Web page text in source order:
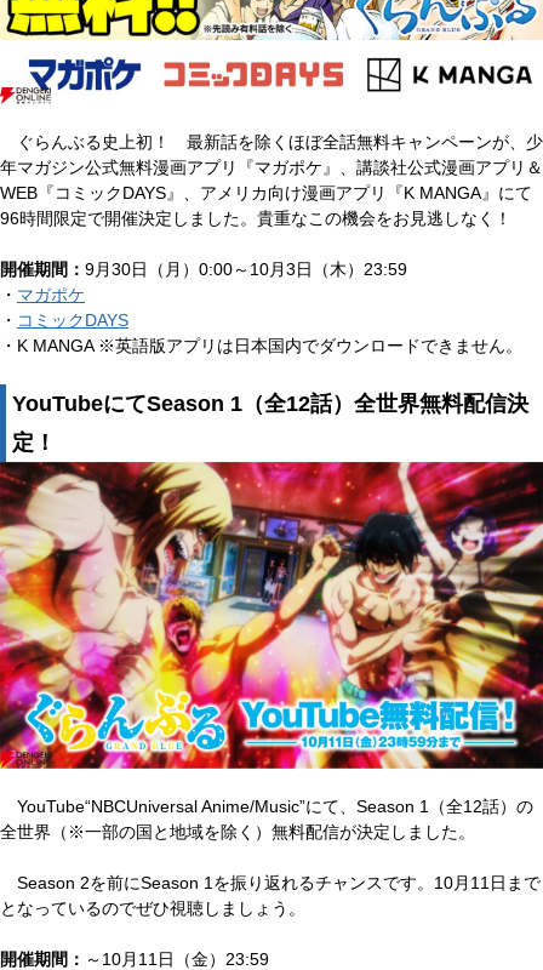
ぐらんぶる史上初！ 最新話を除くほぼ全話無料キャンペーンが、少
年マガジン公式無料漫画アプリ『マガポケ』、講談社公式漫画アプリ＆
WEB『コミックDAYS』、アメリカ向け漫画アプリ『K MANGA』にて
96時間限定で開催決定しました。貴重なこの機会をお見逃しなく！
開催期間： 9月30日（月）0:00～10月3日（木）23:59
・ マガポケ
・ コミックDAYS
・K MANGA ※英語版アプリは日本国内でダウンロードできません。
YouTubeにてSeason 1（全12話）全世界無料配信決
定！
YouTube“NBCUniversal Anime/Music”にて、Season 1（全12話）の
全世界（※一部の国と地域を除く）無料配信が決定しました。
Season 2を前にSeason 1を振り返れるチャンスです。10月11日まで
となっているのでぜひ視聴しましょう。
開催期間： ～10月11日（金）23:59